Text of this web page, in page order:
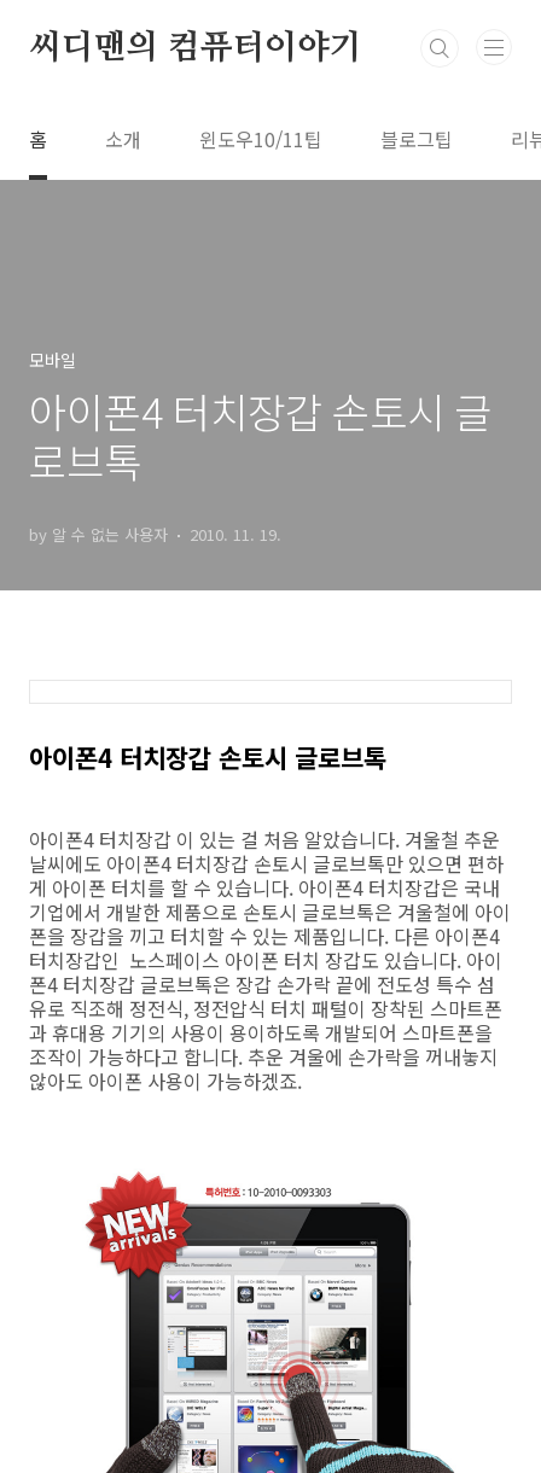
씨디맨의 컴퓨터이야기
홈 소개 윈도우10/11팁 블로그팁 리
모바일
아이폰4 터치장갑 손토시 글
로브톡
by 알 수 없는 사용자 2010. 11. 19.
아이폰4 터치장갑 손토시 글로브톡
아이폰4 터치장갑 이 있는 걸 처음 알았습니다. 겨울철 추운
날씨에도 아이폰4 터치장갑 손토시 글로브톡만 있으면 편하
게 아이폰 터치를 할 수 있습니다. 아이폰4 터치장갑은 국내
기업에서 개발한 제품으로 손토시 글로브톡은 겨울철에 아이
폰을 장갑을 끼고 터치할 수 있는 제품입니다. 다른 아이폰4
터치장갑인 노스페이스 아이폰 터치 장갑도 있습니다. 아이
폰4 터치장갑 글로브톡은 장갑 손가락 끝에 전도성 특수 섬
유로 직조해 정전식, 정전압식 터치 패털이 장착된 스마트폰
과 휴대용 기기의 사용이 용이하도록 개발되어 스마트폰을
조작이 가능하다고 합니다. 추운 겨울에 손가락을 꺼내놓지
않아도 아이폰 사용이 가능하겠죠.